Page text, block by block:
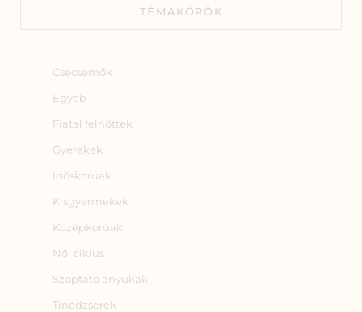
TÉMAKÖRÖK
Csecsemők
Egyéb
Fiatal felnőttek
Gyerekek
Időskorúak
Kisgyermekek
Középkorúak
Női ciklus
Szoptató anyukák
Tinédzserek